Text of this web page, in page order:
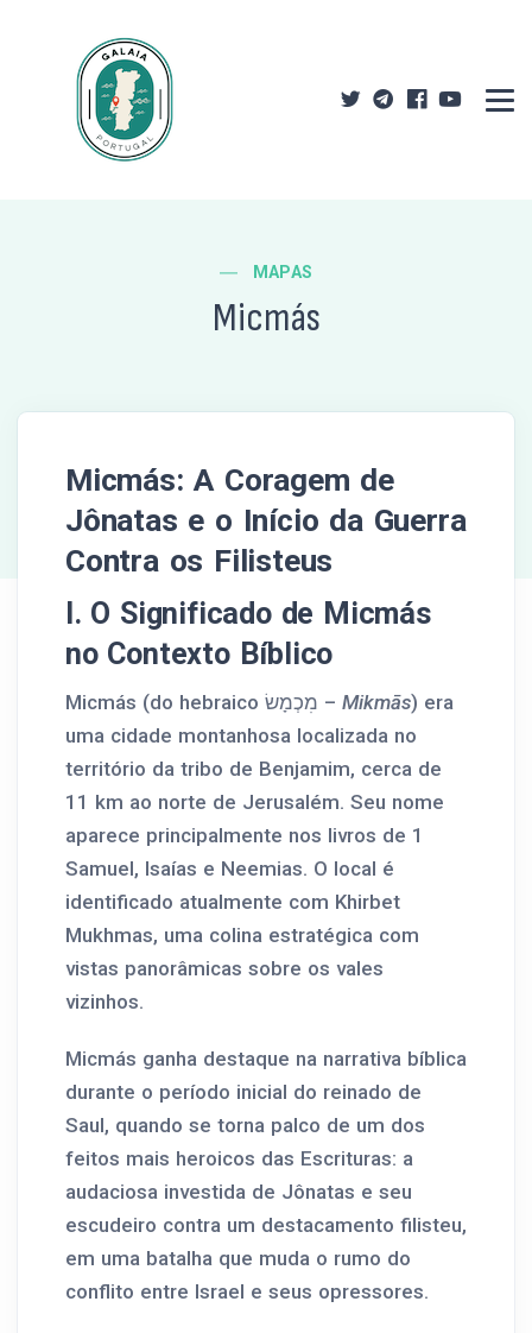
MAPAS
Micmás
Micmás: A Coragem de
Jônatas e o Início da Guerra
Contra os Filisteus
I. O Significado de Micmás
no Contexto Bíblico
Micmás (do hebraico מִכְמָשׂ – Mikmās) era
uma cidade montanhosa localizada no
território da tribo de Benjamim, cerca de
11 km ao norte de Jerusalém. Seu nome
aparece principalmente nos livros de 1
Samuel, Isaías e Neemias. O local é
identificado atualmente com Khirbet
Mukhmas, uma colina estratégica com
vistas panorâmicas sobre os vales
vizinhos.
Micmás ganha destaque na narrativa bíblica
durante o período inicial do reinado de
Saul, quando se torna palco de um dos
feitos mais heroicos das Escrituras: a
audaciosa investida de Jônatas e seu
escudeiro contra um destacamento filisteu,
em uma batalha que muda o rumo do
conflito entre Israel e seus opressores.